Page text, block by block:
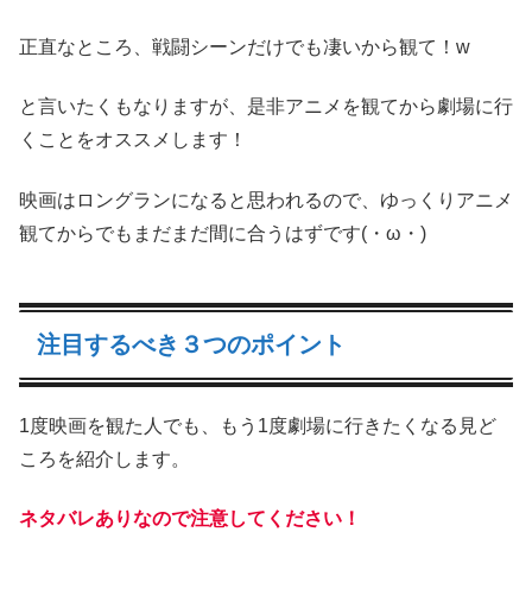
正直なところ、戦闘シーンだけでも凄いから観て！w
と言いたくもなりますが、是非アニメを観てから劇場に行
くことをオススメします！
映画はロングランになると思われるので、ゆっくりアニメ
観てからでもまだまだ間に合うはずです(・ω・)
注目するべき３つのポイント
1度映画を観た人でも、もう1度劇場に行きたくなる見ど
ころを紹介します。
ネタバレありなので注意してください！